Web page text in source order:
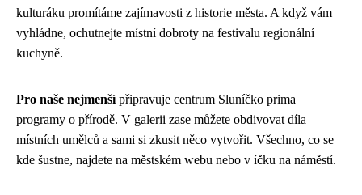
kulturáku promítáme zajímavosti z historie města. A když vám
vyhládne, ochutnejte místní dobroty na festivalu regionální
kuchyně.
Pro naše nejmenšípřipravuje centrum Sluníčko prima
programy o přírodě. V galerii zase můžete obdivovat díla
místních umělců a sami si zkusit něco vytvořit. Všechno, co se
kde šustne, najdete na městském webu nebo v íčku na náměstí.